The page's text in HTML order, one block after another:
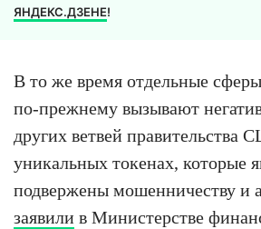
ЯНДЕКС.ДЗЕНЕ!
В то же время отдельные
по-прежнему вызывают
других ветвей правительства
уникальных токенах, которые
подвержены мошенничеству и
заявили в Министерстве